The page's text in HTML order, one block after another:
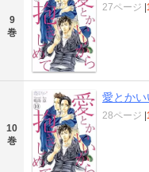
9
巻
27ページ |
10
巻
愛とか
28ページ |